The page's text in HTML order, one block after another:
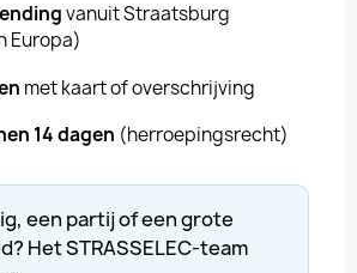
vanuit Straatsburg
Europa)
met kaart of overschrijving
14 dagen (herroepingsrecht)
een partij of een grote
Het STRASSELEC-team